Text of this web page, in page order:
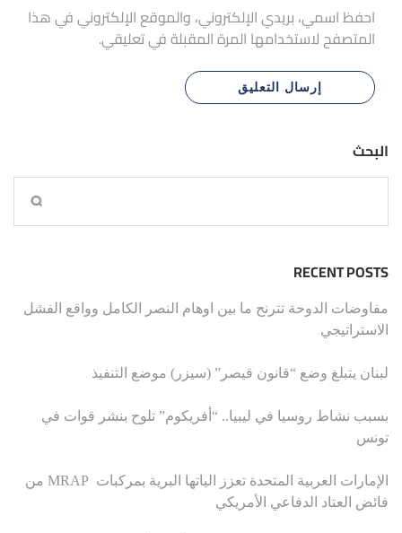
احفظ اسمي، بريدي الإلكتروني، والموقع الإلكتروني في هذا
المتصفح لاستخدامها المرة المقبلة في تعليقي.
البحث
RECENT POSTS
مفاوضات الدوحة تترنح ما بين اوهام النصر الكامل وواقع الفشل
الاستراتيجي
لبنان يتبلغ وضع “قانون قيصر” (سيزر) موضع التنفيذ
بسبب نشاط روسيا في ليبيا.. “أفريكوم” تلوح بنشر قوات في
تونس
الإمارات العربية المتحدة تعزز الياتها البرية بمركبات MRAP من
فائض العتاد الدفاعي الأمريكي